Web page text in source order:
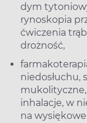
dym
rynoskopia
ćwiczenia
drożność,
niedosłuchu,
inhalacje, w
na